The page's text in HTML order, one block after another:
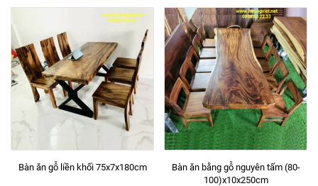
Bàn ăn gỗ liền khối 75x7x180cm
Bàn ăn bằng gỗ nguyên tấm (80-
100)x10x250cm